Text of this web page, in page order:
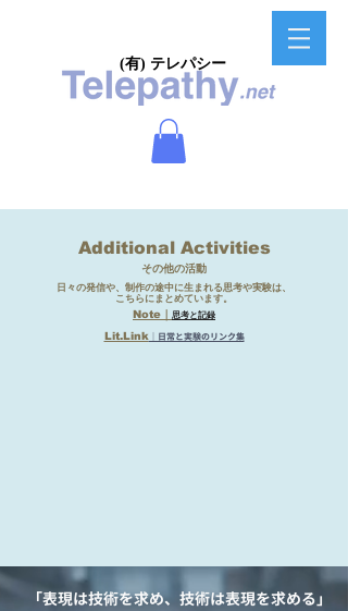
(有) テレパシー
Additional Activities
その他の活動
日々の発信や、制作の途中に生まれる思考や実験は、
こちらにまとめています。
Note｜ 思考と記録
Lit.Link​｜日常と実験のリンク集
「表現は技術を求め、技術は表現を求める」